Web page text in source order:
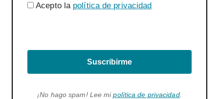
Acepto la política de privacidad
Suscribirme
¡No hago spam! Lee mipolítica de privacidad.